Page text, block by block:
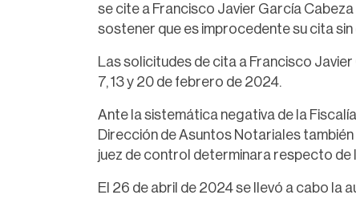
se cite a Francisco Javier García Cabeza
sostener que es improcedente su cita
Las solicitudes de cita a Francisco
7, 13 y 20 de febrero de 2024.
Ante la sistemática negativa de la
Dirección de Asuntos Notariales
juez de control determinara respecto de
El 26 de abril de 2024 se llevó a cabo la